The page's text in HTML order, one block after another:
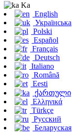
Ka
English
Українська
Polski
Español
Français
Deutsch
Italiano
Română
Eesti
ქართული
Ελληνικά
Türkçe
Русский
Беларуская